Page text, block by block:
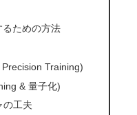
ための方法
Training)
& 量子化)
の工夫